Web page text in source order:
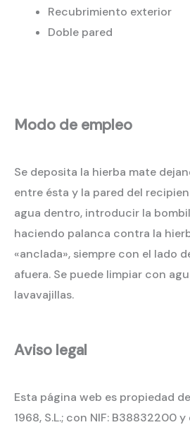
Recubrimiento exterior
Doble pared
Modo de empleo
Se deposita la hierba mate
entre ésta y la pared del
agua dentro, introducir la
haciendo palanca contra la
«anclada», siempre con el lado
afuera. Se puede limpiar con
lavavajillas.
Aviso legal
Esta página web es propiedad de
1968, S.L.; con NIF: B38832200